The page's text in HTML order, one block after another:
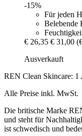
-15%
Für jeden
Belebende
€ 26,35 € 31,00
Ausverkauft
REN Clean Skincare: 1
Alle Preise inkl. MwSt.
Die britische Marke
und steht für
ist schwedisch und